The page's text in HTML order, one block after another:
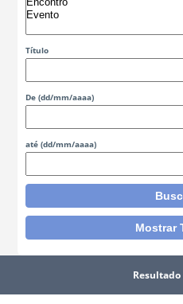
Título
De (dd/mm/aaaa)
até (dd/mm/aaaa)
Resultado